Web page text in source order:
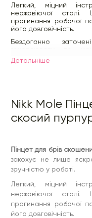
Легкий, міцний
нержавіючої
прогинання робочої
його довговічність.
Бездоганно
захоплювати та
волоски. Для цього
напрямку його
Детальнiше
Nikk Mole
скосий
Пінцет для брів
закохує не лише
зручністю у роботі.
Легкий, міцний
нержавіючої
прогинання робочої
його довговічність.